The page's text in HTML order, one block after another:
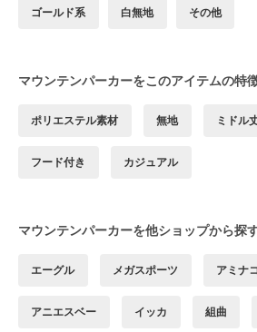
ゴールド系 白無地 その他
マウンテンパーカーをこのアイテムの特
ポリエステル素材 無地 ミドル
フード付き カジュアル
マウンテンパーカーを他ショップから探
エーグル メガスポーツ アミナ
アニエスベー イッカ 組曲